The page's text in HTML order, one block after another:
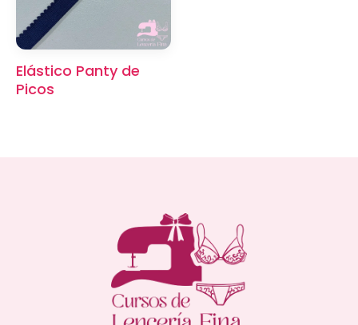
Elástico Panty de
Picos